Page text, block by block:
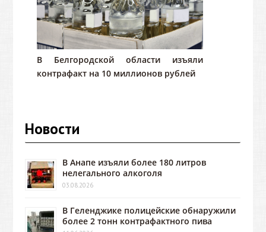
В Белгородской области изъяли
контрафакт на 10 миллионов рублей
Новости
В Анапе изъяли более 180 литров
нелегального алкоголя
03.08.2026
В Геленджике полицейские обнаружили
более 2 тонн контрафактного пива